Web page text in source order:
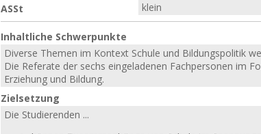
ASSt
klein
Inhaltliche Schwerpunkte
Diverse Themen im Kontext Schule und Bildungspolitik
Die Referate der sechs eingeladenen Fachpersonen im
Erziehung und Bildung.
Zielsetzung
Die Studierenden ...